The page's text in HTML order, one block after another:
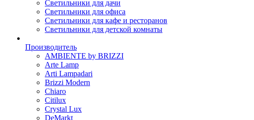
Светильники для дачи
Светильники для офиса
Светильники для кафе и ресторанов
Светильники для детской комнаты
Производитель
AMBIENTE by BRIZZI
Arte Lamp
Arti Lampadari
Brizzi Modern
Chiaro
Citilux
Crystal Lux
DeMarkt